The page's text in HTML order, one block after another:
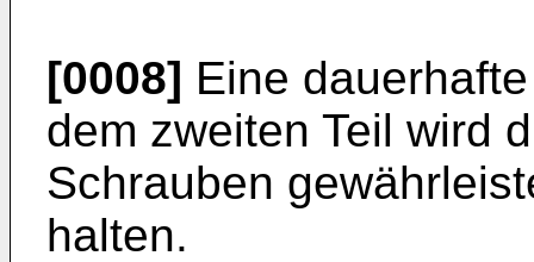
[0008] Eine
dem zweiten Teil wird
Schrauben
halten.